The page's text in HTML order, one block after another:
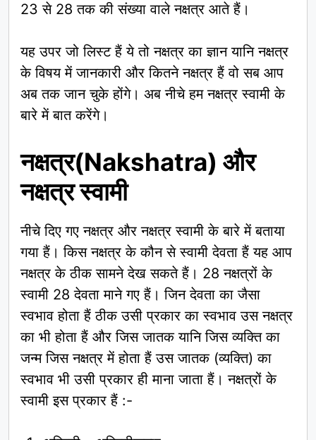
23 से 28 तक की संख्या वाले नक्षत्र आते हैं।
यह उपर जो लिस्ट हैं ये तो नक्षत्र का ज्ञान यानि नक्षत्र
के विषय में जानकारी और कितने नक्षत्र हैं वो सब आप
अब तक जान चुके होंगे। अब नीचे हम नक्षत्र स्वामी के
बारे में बात करेंगे।
नक्षत्र(Nakshatra) और
नक्षत्र स्वामी
नीचे दिए गए नक्षत्र और नक्षत्र स्वामी के बारे में बताया
गया हैं। किस नक्षत्र के कौन से स्वामी देवता हैं यह आप
नक्षत्र के ठीक सामने देख सकते हैं। 28 नक्षत्रों के
स्वामी 28 देवता माने गए हैं। जिन देवता का जैसा
स्वभाव होता हैं ठीक उसी प्रकार का स्वभाव उस नक्षत्र
का भी होता हैं और जिस जातक यानि जिस व्यक्ति का
जन्म जिस नक्षत्र में होता हैं उस जातक (व्यक्ति) का
स्वभाव भी उसी प्रकार ही माना जाता हैं। नक्षत्रों के
स्वामी इस प्रकार हैं :-